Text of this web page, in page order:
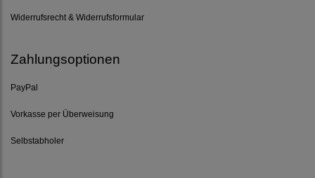
Widerrufsrecht & Widerrufsformular
Zahlungsoptionen
PayPal
Vorkasse per Überweisung
Selbstabholer